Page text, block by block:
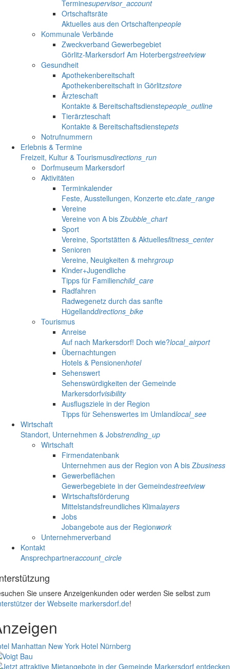
Terminesupervisor_account
Ortschaftsräte
Aktuelles aus den Ortschaftenpeople
Kommunale Verbände
Zweckverband Gewerbegebiet
Görlitz-Markersdorf Am Hoterbergstreetview
Gesundheit
Apothekenbereitschaft
Apothekenbereitschaft in Görlitzstore
Ärzteschaft
Kontakte & Bereitschaftsdienstepeople_outline
Tierärzteschaft
Kontakte & Bereitschaftsdienstepets
Notrufnummern
Erlebnis & Termine
Freizeit, Kultur & Tourismusdirections_run
Dorfmuseum Markersdorf
Aktivitäten
Terminkalender
Feste, Ausstellungen, Konzerte etc.date_range
Vereine
Vereine von A bis Zbubble_chart
Sport
Vereine, Sportstätten & Aktuellesfitness_center
Senioren
Vereine, Neuigkeiten & mehrgroup
Kinder+Jugendliche
Tipps für Familienchild_care
Radfahren
Radwegenetz durch das sanfte
Hügellanddirections_bike
Tourismus
Anreise
Auf nach Markersdorf! Doch wie?local_airport
Übernachtungen
Hotels & Pensionenhotel
Sehenswert
Sehenswürdigkeiten der Gemeinde
Markersdorfvisibility
Ausflugsziele in der Region
Tipps für Sehenswertes im Umlandlocal_see
Wirtschaft
Standort, Unternehmen & Jobstrending_up
Wirtschaft
Firmendatenbank
Unternehmen aus der Region von A bis Zbusiness
Gewerbeflächen
Gewerbegebiete in der Gemeindestreetview
Wirtschaftsförderung
Mittelstandsfreundliches Klimalayers
Jobs
Jobangebote aus der Regionwork
Unternehmerverband
Kontakt
Ansprechpartneraccount_circle
Sie unsere Anzeigenkunden oder werden Sie selbst zum
der Webseite markersdorf.de!
Manhattan New York Hotel Nürnberg